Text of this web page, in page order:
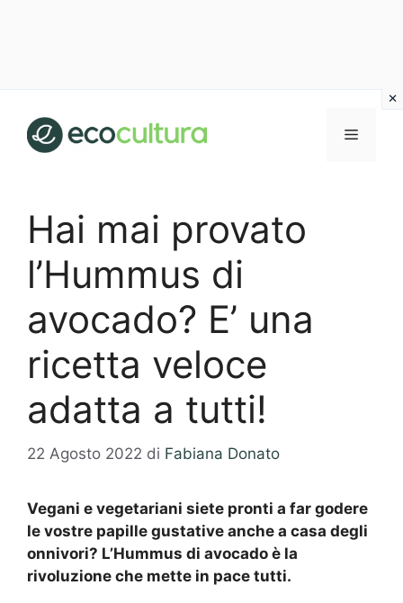
contenuto
MENU
Hai mai provato
l’Hummus di
avocado? E’ una
ricetta veloce
adatta a tutti!
22 Agosto 2022 di Fabiana Donato
Vegani e vegetariani siete pronti a far godere
le vostre papille gustative anche a casa degli
onnivori? L’Hummus di avocado è la
rivoluzione che mette in pace tutti.